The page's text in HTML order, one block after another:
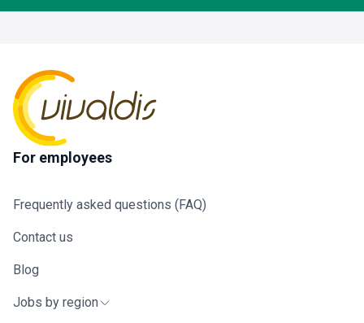
For employees
Frequently asked questions (FAQ)
Contact us
Blog
Jobs by region